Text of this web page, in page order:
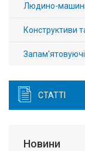
Людино-
Конструктиви
СТАТТІ
Новини